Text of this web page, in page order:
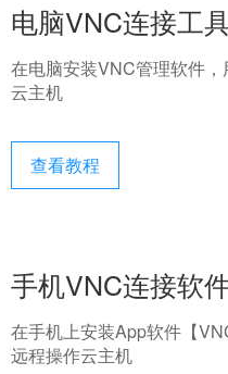
电脑VNC连接工
在电脑安装VNC管理软件
云主机
查看教程
手机VNC连接软
在手机上安装App软件【
远程操作云主机